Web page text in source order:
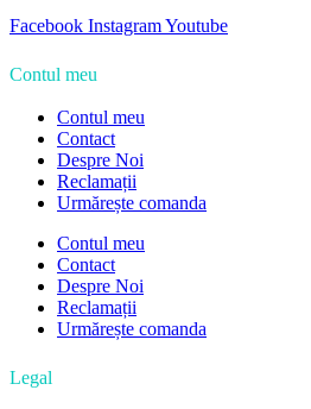
Facebook InstagramYoutube
Contul meu
Contul meu
Contact
Despre Noi
Reclamații
Urmărește comanda
Contul meu
Contact
Despre Noi
Reclamații
Urmărește comanda
Legal